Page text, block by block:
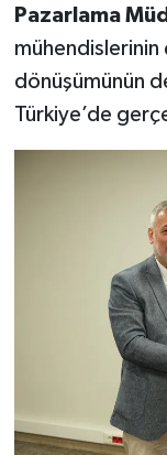
Pazarlama
mühendislerinin
dönüşümünün
Türkiye’de